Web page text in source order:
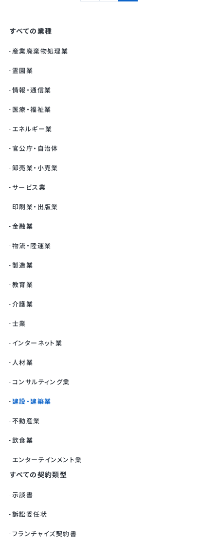
すべての業種
産業廃棄物処理業
霊園業
情報・通信業
医療・福祉業
エネルギー業
官公庁・自治体
卸売業・小売業
サービス業
印刷業・出版業
金融業
物流・陸運業
製造業
教育業
介護業
士業
インターネット業
人材業
コンサルティング業
建設・建築業
不動産業
飲食業
エンターテインメント業
すべての契約類型
示談書
訴訟委任状
フランチャイズ契約書